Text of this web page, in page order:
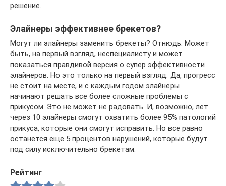
решение.
Элайнеры эффективнее брекетов?
Могут ли элайнеры заменить брекеты? Отнюдь. Может
быть, на первый взгляд, неспециалисту и может
показаться правдивой версия о супер эффективности
элайнеров. Но это только на первый взгляд. Да, прогресс
не стоит на месте, и с каждым годом элайнеры
начинают решать все более сложные проблемы с
прикусом. Это не может не радовать. И, возможно, лет
через 10 элайнеры смогут охватить более 95% патологий
прикуса, которые они смогут исправить. Но все равно
останется еще 5 процентов нарушений, которые будут
под силу исключительно брекетам.
Рейтинг